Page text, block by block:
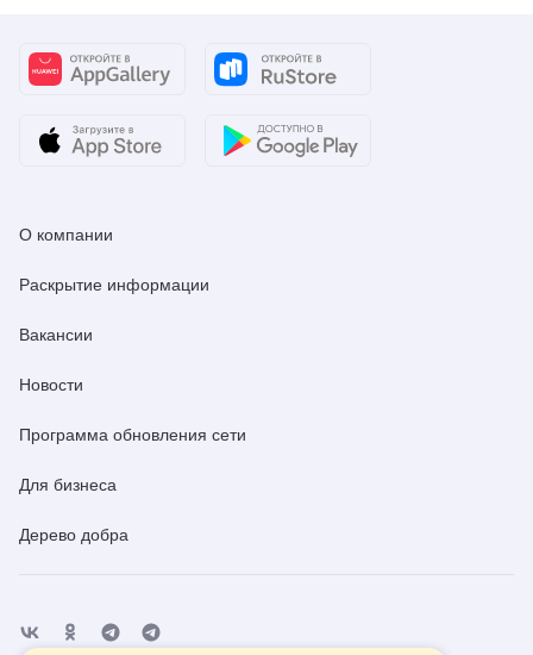
О компании
Раскрытие информации
Вакансии
Новости
Программа обновления сети
Для бизнеса
Дерево добра